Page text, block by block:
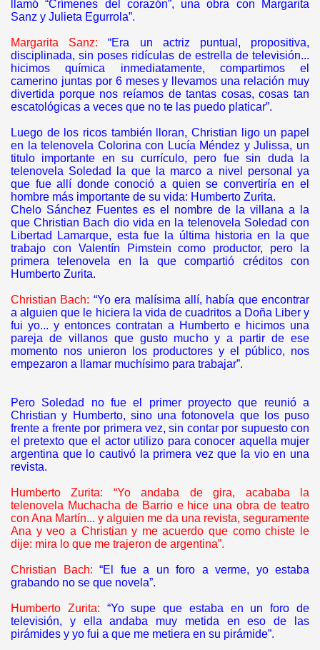
llamó “Crímenes del corazón”, una obra con Margarita
Sanz y Julieta Egurrola”.
Margarita Sanz:
“Era un actriz puntual, propositiva,
disciplinada, sin poses ridículas de estrella de televisión...
hicimos química inmediatamente, compartimos el
camerino juntas por 6 meses y llevamos una relación muy
divertida porque nos reíamos de tantas cosas, cosas tan
escatológicas a veces que no te las puedo platicar”.
Luego de los ricos también lloran, Christian ligo un papel
en la telenovela Colorina con Lucía Méndez y Julissa, un
titulo importante en su currículo, pero fue sin duda la
telenovela Soledad la que la marco a nivel personal ya
que fue allí donde conoció a quien se convertiría en el
hombre más importante de su vida: Humberto Zurita.
Chelo Sánchez Fuentes es el nombre de la villana a la
que Christian Bach dio vida en la telenovela Soledad con
Libertad Lamarque, esta fue la última historia en la que
trabajo con Valentín Pimstein como productor, pero la
primera telenovela en la que compartió créditos con
Humberto Zurita.
Christian Bach: “Yo era malísima allí, había que encontrar
a alguien que le hiciera la vida de cuadritos a Doña Liber y
fui yo... y entonces contratan a Humberto e hicimos una
pareja de villanos que gusto mucho y a partir de ese
momento nos unieron los productores y el público, nos
empezaron a llamar muchísimo para trabajar”.
Pero Soledad no fue el primer proyecto que reunió a
Christian y Humberto, sino una fotonovela que los puso
frente a frente por primera vez, sin contar por supuesto con
el pretexto que el actor utilizo para conocer aquella mujer
argentina que lo cautivó la primera vez que la vio en una
revista.
Humberto Zurita: “Yo andaba de gira, acababa la
telenovela Muchacha de Barrio e hice una obra de teatro
con Ana Martín... y alguien me da una revista, seguramente
Ana y veo a Christian y me acuerdo que como chiste le
dije: mira lo que me trajeron de argentina”.
Christian Bach: “El fue a un foro a verme, yo estaba
grabando no se que novela”.
Humberto Zurita:
“Yo supe que estaba en un foro de
televisión, y ella andaba muy metida en eso de las
pirámides y yo fui a que me metiera en su pirámide”.